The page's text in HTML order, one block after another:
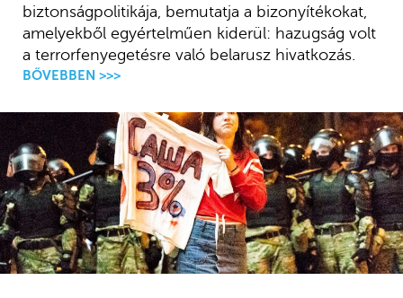
biztonságpolitikája, bemutatja a bizonyítékokat,
amelyekből egyértelműen kiderül: hazugság volt
a terrorfenyegetésre való belarusz hivatkozás.
BŐVEBBEN >>>